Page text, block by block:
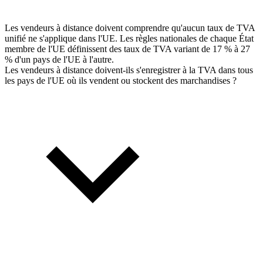
Les vendeurs à distance doivent comprendre qu'aucun taux de TVA
unifié ne s'applique dans l'UE. Les règles nationales de chaque État
membre de l'UE définissent des taux de TVA variant de 17 % à 27
% d'un pays de l'UE à l'autre.
Les vendeurs à distance doivent-ils s'enregistrer à la TVA dans tous
les pays de l'UE où ils vendent ou stockent des marchandises ?